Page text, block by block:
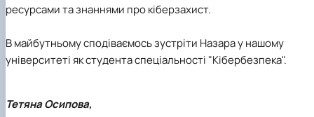
ресурсами та знаннями про кіберзахист.
В майбутньому сподіваємось зустріти Назара у нашому
університеті як студента спеціальності "Кібербезпека".
Тетяна Осипова,